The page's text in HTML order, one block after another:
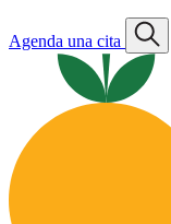
Agenda una cita